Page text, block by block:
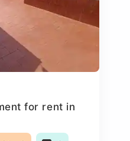
for rent in